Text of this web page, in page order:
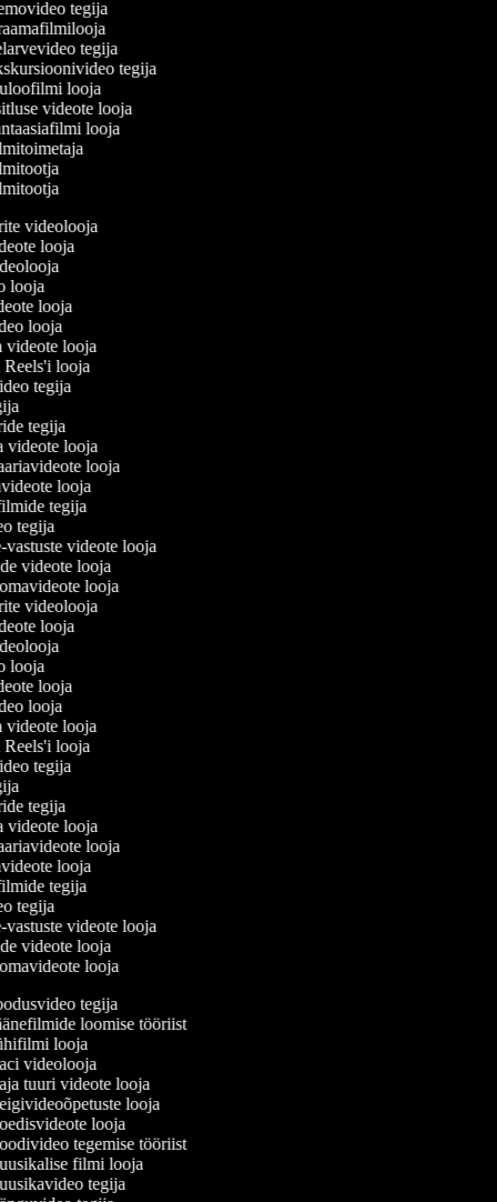
tegija
tegija
tegija
looja
videote looja
looja
videolooja
looja
looja
looja
looja
videote looja
Reels'i looja
tegija
tegija
videote looja
looja
looja
tegija
tegija
vastuste videote looja
videote looja
looja
videolooja
looja
looja
looja
looja
videote looja
Reels'i looja
tegija
tegija
videote looja
looja
looja
tegija
tegija
vastuste videote looja
videote looja
looja
tegija
loomise tööriist
looja
videolooja
tuuri videote looja
looja
looja
tegemise tööriist
filmi looja
tegija